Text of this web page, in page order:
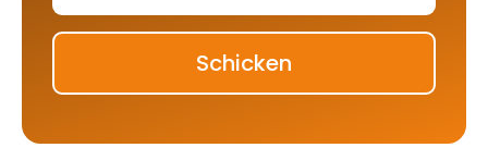
Schicken